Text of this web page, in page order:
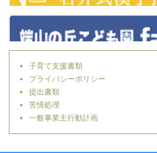
子育て支援書類
プライバシーポリシー
提出書類
苦情処理
一般事業主行動計画